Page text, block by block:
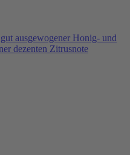
ausgewogener Honig- und
dezenten Zitrusnote